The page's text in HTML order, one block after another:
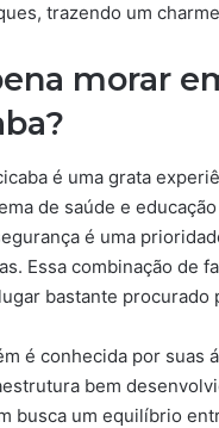
trazendo um
morar
é uma grata
de saúde e
é uma
Essa combinação de
bastante procurado
é conhecida por suas
bem
busca um equilíbrio